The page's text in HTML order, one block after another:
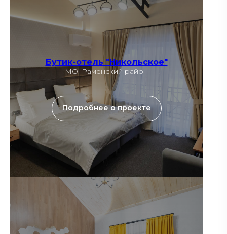
Бутик-отель "Никольское"
МО, Раменский район
Подробнее о проекте